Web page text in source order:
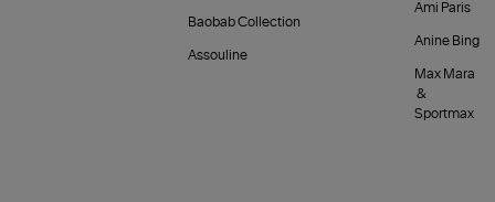
Baobab Collection
Assouline
Ami Paris
Anine Bing
Max Mara
&
Sportmax